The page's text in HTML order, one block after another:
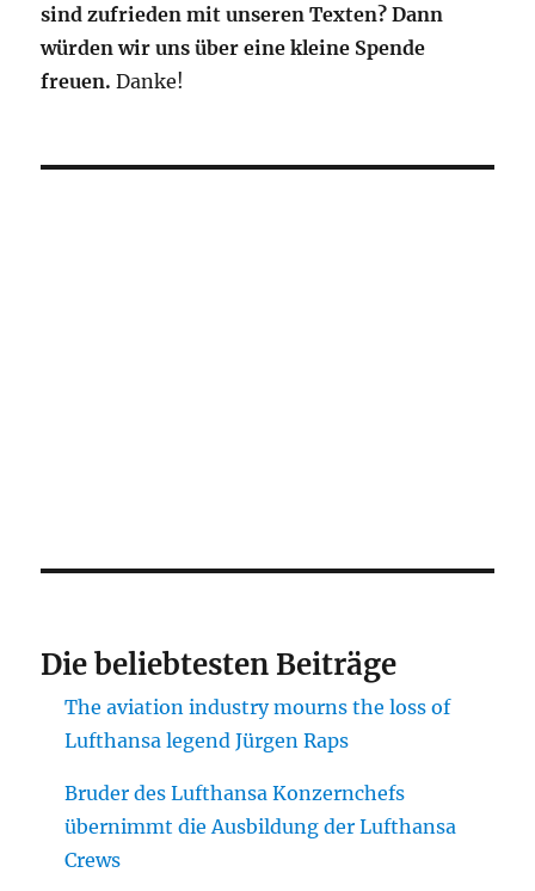
sind zufrieden mit unseren Texten? Dann
würden wir uns über eine kleine Spende
freuen. Danke!
Die beliebtesten Beiträge
The aviation industry mourns the loss of
Lufthansa legend Jürgen Raps
Bruder des Lufthansa Konzernchefs
übernimmt die Ausbildung der Lufthansa
Crews